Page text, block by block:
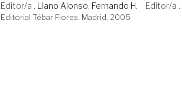
Editor/a . Llano Alonso, Fernando H. Editor/a .
Editorial Tébar Flores. Madrid, 2005